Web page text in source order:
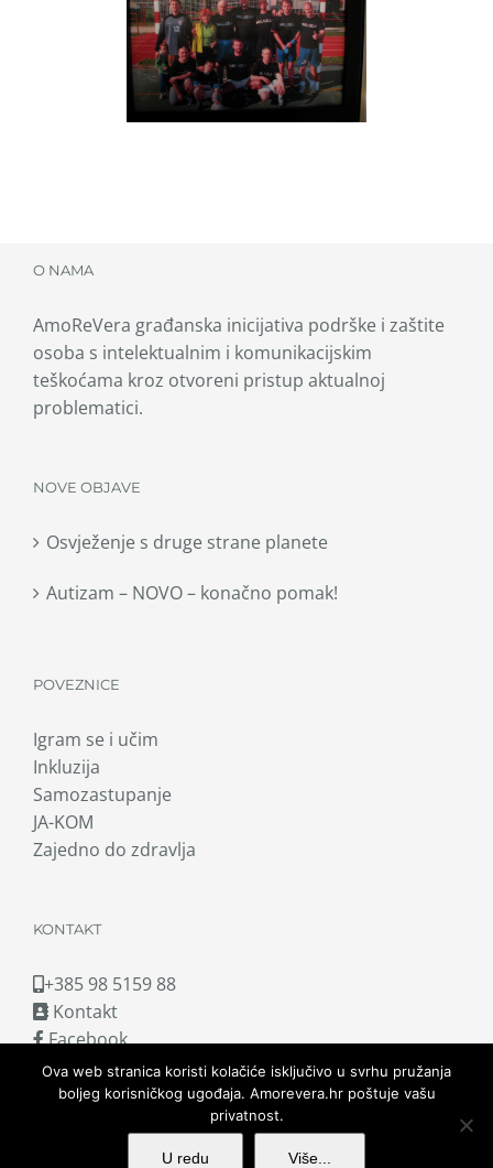
O NAMA
AmoReVera građanska inicijativa podrške i zaštite
osoba s intelektualnim i komunikacijskim
teškoćama kroz otvoreni pristup aktualnoj
problematici.
NOVE OBJAVE
Osvježenje s druge strane planete
Autizam – NOVO – konačno pomak!
POVEZNICE
Igram se i učim
Inkluzija
Samozastupanje
JA-KOM
Zajedno do zdravlja
KONTAKT
+385 98 5159 88
Kontakt
Facebook
Ova web stranica koristi kolačiće isključivo u svrhu pružanja
boljeg korisničkog ugođaja. Amorevera.hr poštuje vašu
privatnost.
U redu Više...